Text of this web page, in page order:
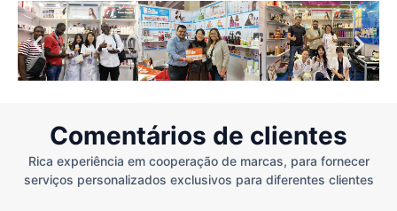
Comentários de clientes
Rica experiência em cooperação de marcas, para fornecer
serviços personalizados exclusivos para diferentes clientes